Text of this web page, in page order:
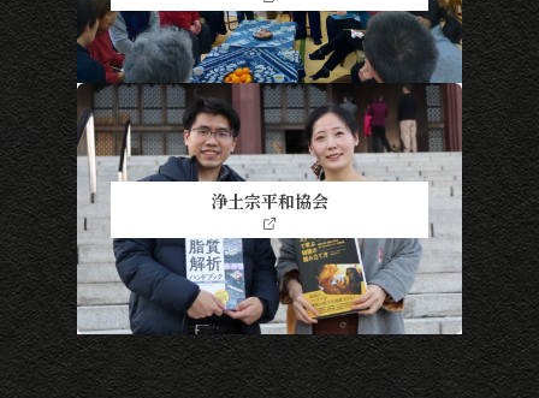
浄土宗平和協会